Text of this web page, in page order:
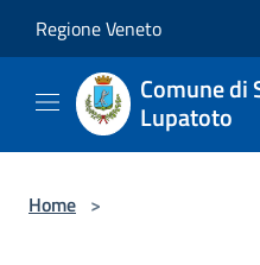
Regione Veneto
Comune di
Lupatoto
Home >